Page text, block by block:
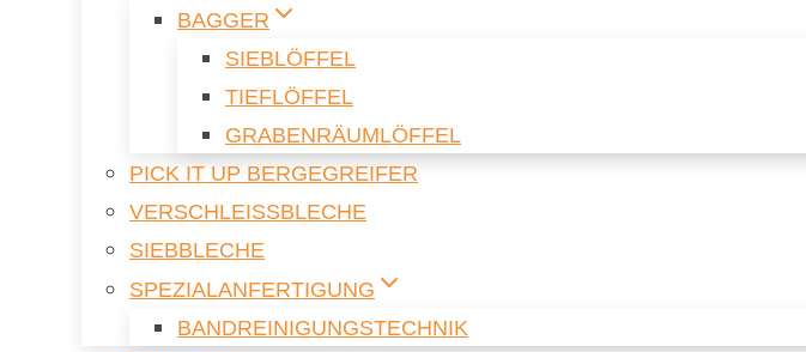
BAG­GER
SIEB­LÖF­FEL
TIEF­LÖF­FEL
GRA­BEN­RÄUM­LÖF­FEL
PICK IT UP BER­GE­G­REI­FER
VER­SCHLEISS­BLE­CHE
SIEB­BLE­CHE
SPE­ZI­AL­AN­FER­TI­GUNG
BAND­REI­NI­GUNGS­TECH­NIK